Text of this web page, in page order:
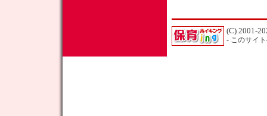
(C) 2001-
- このサイ